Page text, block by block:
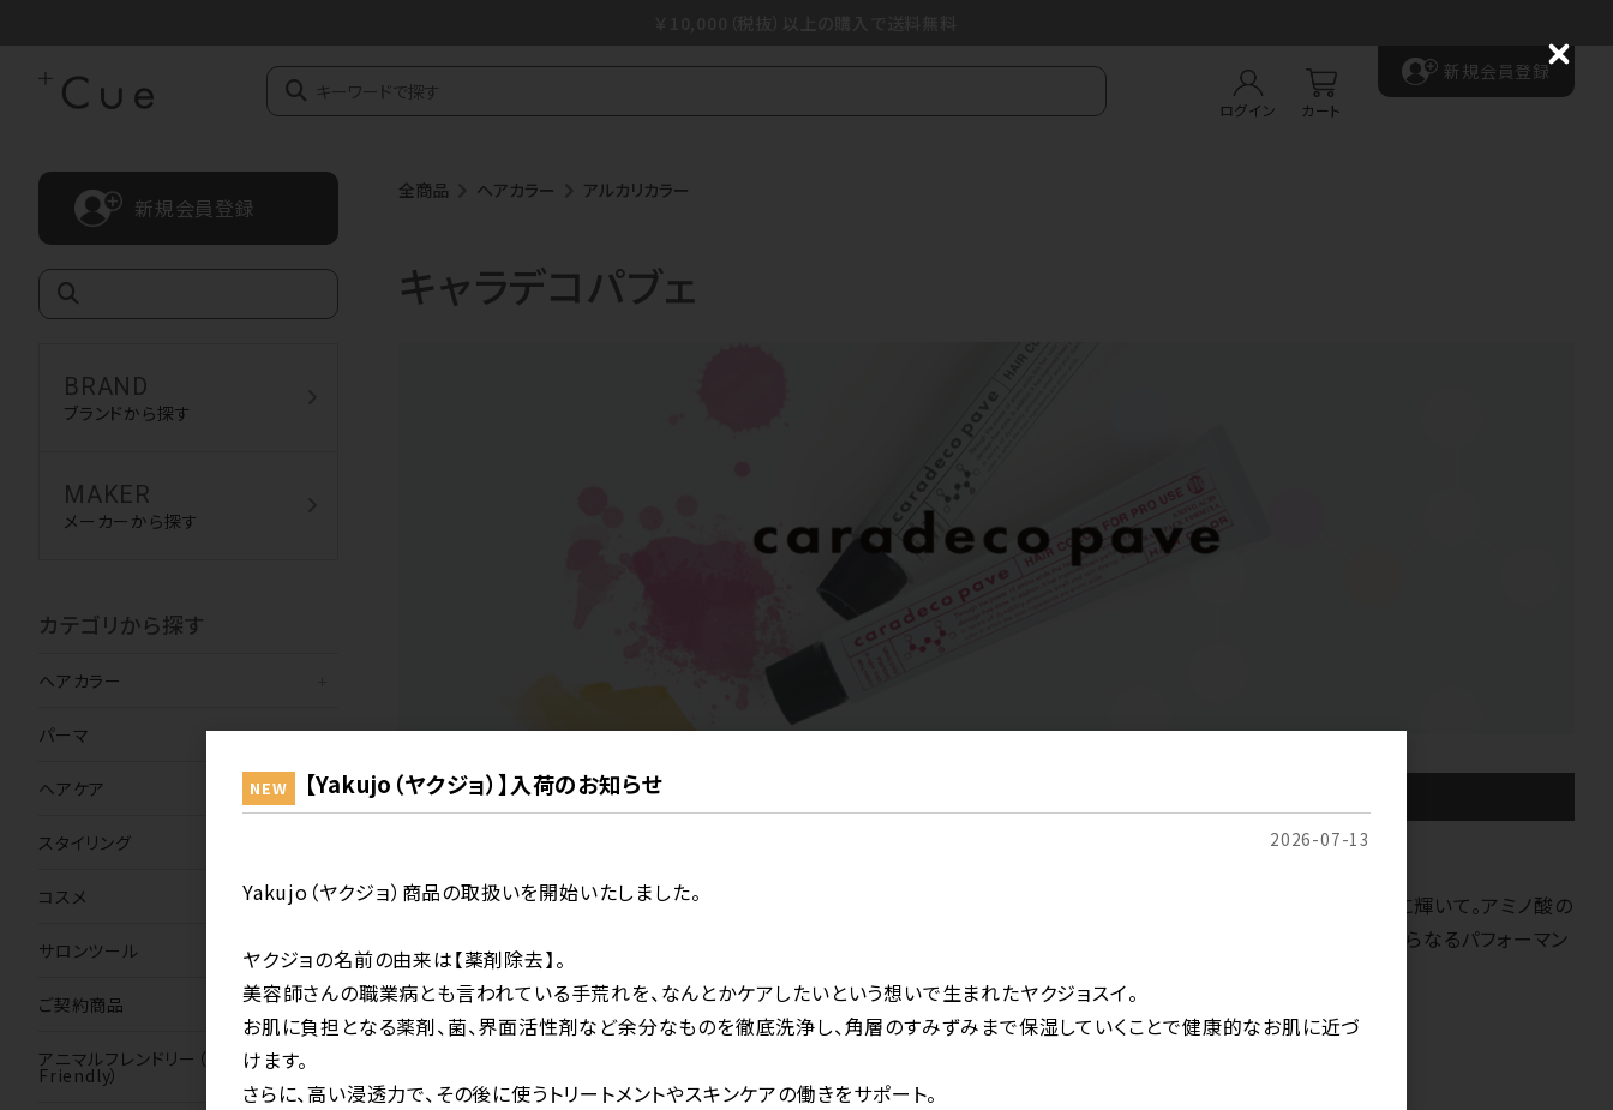
ログイン カート
新規会員登録
全商品 ヘアカラー アルカリカラー
キャラデコパブェ
いつまでもおしゃれな大人の女性。多彩な色味と良好なヘアコンディションが実現できるグレイカラーでさらに魅力的に輝いて。アミノ酸の
ポテンシャルを引き出して、基本性能が進化したキャラデコパブェ。スタイリストの感性に応え、大人の女性を輝かせるさらなるパフォーマン
スが生まれる。
その他の仕入れ/お取り扱いカテゴリー
新規会員登録
BRAND
ブランドから探す
MAKER
メーカーから探す
カテゴリから探す
ヘアカラー
パーマ
ヘアケア
スタイリング
コスメ
サロンツール
ご契約商品
アニマルフレンドリー（Animal-
Friendly）
NEW 【Yakujo（ヤクジョ）】入荷のお知らせ
2026-07-13
Yakujo（ヤクジョ）商品の取扱いを開始いたしました。
ヤクジョの名前の由来は【薬剤除去】。
美容師さんの職業病とも言われている手荒れを、なんとかケアしたいという想いで生まれたヤクジョスイ。
お肌に負担となる薬剤、菌、界面活性剤など余分なものを徹底洗浄し、角層のすみずみまで保湿していくことで健康的なお肌に近づ
けます。
さらに、高い浸透力で、その後に使うトリートメントやスキンケアの働きをサポート。
C